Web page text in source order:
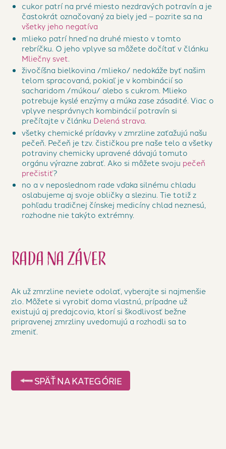
cukor patrí na prvé miesto nezdravých potravín a je
častokrát označovaný za biely jed – pozrite sa na
všetky jeho negatíva
mlieko patrí hneď na druhé miesto v tomto
rebríčku. O jeho vplyve sa môžete dočítať v článku
Mliečny svet.
živočíšna bielkovina /mlieko/ nedokáže byť našim
telom spracovaná, pokiaľ je v kombinácií so
sacharidom /múkou/ alebo s cukrom. Mlieko
potrebuje kyslé enzýmy a múka zase zásadité. Viac o
vplyve nesprávnych kombinácií potravín si
prečítajte v článku Delená strava.
všetky chemické prídavky v zmrzline zaťažujú našu
pečeň. Pečeň je tzv. čističkou pre naše telo a všetky
potraviny chemicky upravené dávajú tomuto
orgánu výrazne zabrať. Ako si môžete svoju pečeň
prečistiť?
no a v neposlednom rade vďaka silnému chladu
oslabujeme aj svoje obličky a slezinu. Tie totiž z
pohľadu tradičnej čínskej medicíny chlad neznesú,
rozhodne nie takýto extrémny.
Rada na záver
Ak už zmrzline neviete odolať, vyberajte si najmenšie
zlo. Môžete si vyrobiť doma vlastnú, prípadne už
existujú aj predajcovia, ktorí si škodlivosť bežne
pripravenej zmrzliny uvedomujú a rozhodli sa to
zmeniť.
SPÄŤ NA KATEGÓRIE